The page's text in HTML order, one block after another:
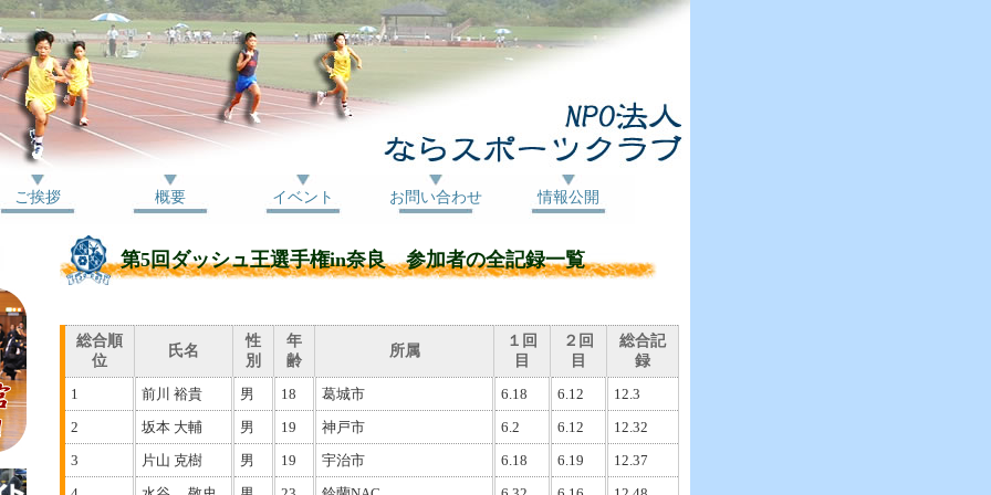
ご挨拶 概要 イベント お問い合わせ 情報公開
第5回ダッシュ王選手権in奈良 参加者の全記録一覧
総合順
位
氏名
性
別
年
齢
所属
１回
目
２回
目
総合記
録
1
前川 裕貴 男 18 葛城市 6.18 6.12
12.3
2
坂本 大輔 男 19 神戸市 6.2 6.12
12.32
3
片山 克樹 男 19 宇治市 6.18 6.19
12.37